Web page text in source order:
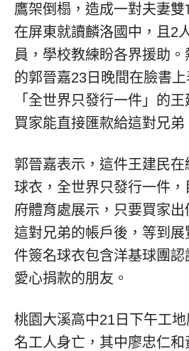
鷹架倒榻，造成一對夫妻
在屏東就讀麟洛國中，且2
員，學校教練盼各界援助
的郭晉嘉23日晚間在臉書
「全世界只發行一件」的
買家能直接匯款給這對兄弟
郭晉嘉表示，這件王建民
球衣，全世界只發行一件
府體育處展示，只要買家
這對兄弟的帳戶後，等到
件簽名球衣包含洋基球團
愛心捐款的朋友。
桃園大溪高中21日下午工
名工人身亡，其中廖忠仁